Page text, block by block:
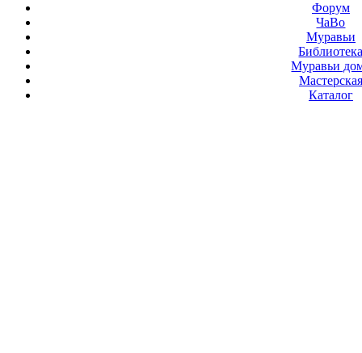
Форум
ЧаВо
Муравьи
Муравьи
Мастерская
Каталог